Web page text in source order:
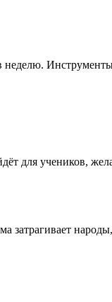
неделю.
для учеников,
затрагивает